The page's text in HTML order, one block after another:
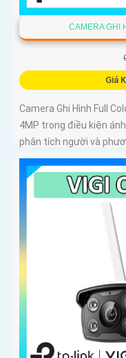
CAMERA GHI
Giá
Camera Ghi Hình Full
4MP trong điều kiện
phân tích người và
thông minh xâm nhập